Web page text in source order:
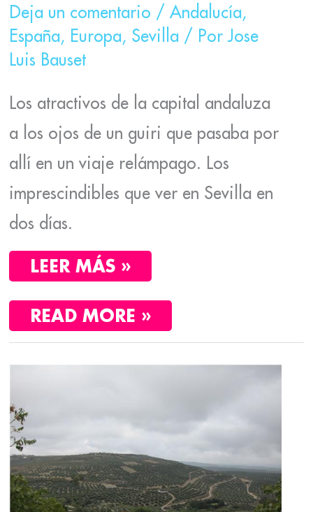
Deja un comentario / Andalucía,
España, Europa, Sevilla/ Por Jose
Luis Bauset
Los atractivos de la capital andaluza
a los ojos de un guiri que pasaba por
allí en un viaje relámpago. Los
imprescindibles que ver en Sevilla en
dos días.
LEER MÁS »
READ MORE »
QUÉ
DÓNDE
ALOJARSE
Y
COMER.
PATRIMONIO